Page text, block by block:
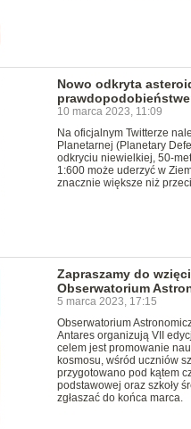
Nowo odkryta
10 marca 2023, 11:09
Na oficjalnym Twitterze
Planetarnej (Planetary
odkryciu niewielkiej, 50-
1:600 może uderzyć w
znacznie większe niż
Zapraszamy do
Obserwatorium
5 marca 2023, 17:15
Obserwatorium
Antares organizują VII
celem jest promowanie
kosmosu, wśród uczniów
przygotowano pod kątem
podstawowej oraz szkoły
zgłaszać do końca marca.